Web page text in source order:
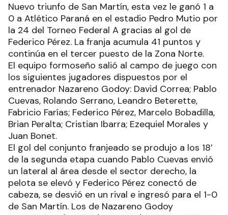
Nuevo triunfo de San Martín, esta vez le ganó 1 a
0 a Atlético Paraná en el estadio Pedro Mutio por
la 24 del Torneo Federal A gracias al gol de
Federico Pérez. La franja acumula 41 puntos y
continúa en el tercer puesto de la Zona Norte.
El equipo formoseño salió al campo de juego con
los siguientes jugadores dispuestos por el
entrenador Nazareno Godoy: David Correa; Pablo
Cuevas, Rolando Serrano, Leandro Beterette,
Fabricio Farías; Federico Pérez, Marcelo Bobadilla,
Brian Peralta; Cristian Ibarra; Ezequiel Morales y
Juan Bonet.
El gol del conjunto franjeado se produjo a los 18’
de la segunda etapa cuando Pablo Cuevas envió
un lateral al área desde el sector derecho, la
pelota se elevó y Federico Pérez conectó de
cabeza, se desvió en un rival e ingresó para el 1-0
de San Martín. Los de Nazareno Godoy